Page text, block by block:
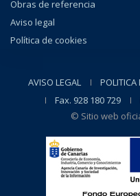
Obras de referencia
Aviso legal
Política de cookies
AVISO LEGAL POLITICA
Fax. 928 180 729
© Sitio web